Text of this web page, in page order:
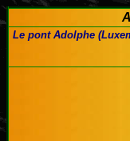
Le pont Adolphe